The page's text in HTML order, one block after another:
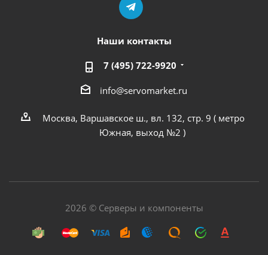
Наши контакты
7 (495) 722-9920
info@servomarket.ru
Москва, Варшавское ш., вл. 132, стр. 9 ( метро
Южная, выход №2 )
2026 © Серверы и компоненты